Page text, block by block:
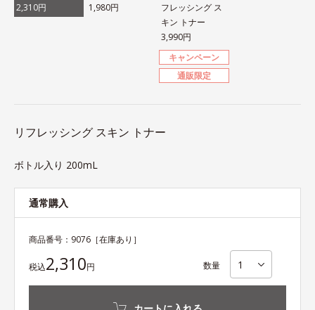
2,310円
1,980円
フレッシング ス
キン トナー
3,990円
キャンペーン
通販限定
リフレッシング スキン トナー
ボトル入り 200mL
通常購入
商品番号： 9076 ［在庫あり］
税込2,310円 数量